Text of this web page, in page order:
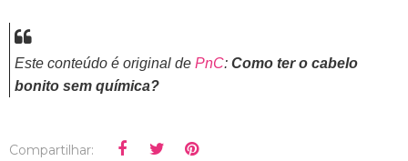
Este conteúdo é original de PnC: Como ter o cabelo
bonito sem química?
Compartilhar: